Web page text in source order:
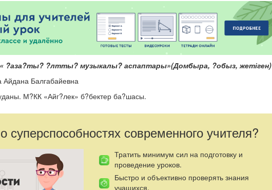
« ?аза?ты? ?лтты? музыкалы? аспаптары»(Домбыра, ?обыз, жетіген)
Айдана Балгабайевна
М?КК «Айг?лек» б?бектер ба?шасы.
музыкалы? аспаптары»(Домбыра, ?обыз, жетіген)
- жауап, ?имыл жатты?уы, би ?имылдары, аспаптарды таныстыру,
домбыра, ?обыз, сыбыз?ы(шын сахнада ?олданылатын аспаптар), слайд,
эмблемалар( лентадан жасал?ан, басына аспаптар суреті та?ылады).
суперспособностях современного учителя?
Тратить минимум сил на подготовку и
проведение уроков.
Быстро и объективно проверять знания
учащихся.